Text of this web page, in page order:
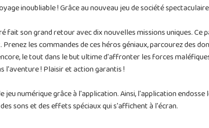
inoubliable ! Grâce au nouveau jeu de société spectaculaire
son grand retour avec dix nouvelles missions uniques.
les commandes de ces héros géniaux, parcourez des
le tout dans le but ultime d'affronter les forces
l'aventure ! Plaisir et action garantis !
numérique grâce à l'application. Ainsi, l'application
sons et des effets spéciaux qui s'affichent à l'écran.